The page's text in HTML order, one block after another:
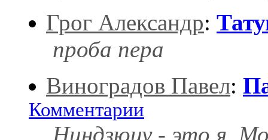
Грог Александр:
проба пера
Виноградов Павел:
Комментарии
Ниндзюцу - это я.